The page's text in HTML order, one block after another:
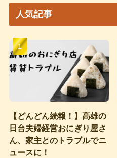
ブ
人気記事
【どんどん続報！】高雄の
日台夫婦経営おにぎり屋さ
ん、家主とのトラブルでニ
ュースに！